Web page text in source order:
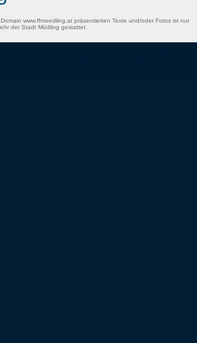
www.ffmoedling.at präsentierten Texte und/oder Fotos ist nur
der Stadt Mödling gestattet.